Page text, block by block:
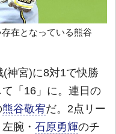
在となっている熊谷
(神宮)に8対1で快勝
「16」に。連日の
熊谷敬宥だ。2点リー
腕・ 石原勇輝のチ